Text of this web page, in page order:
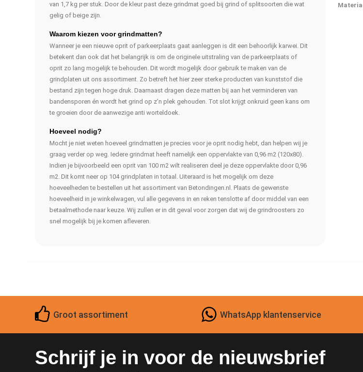
van 1,7 kg per stuk. Door de kleur past deze grindmat goed bij grind of splitsoorten die wat
gelig of beige zijn.
Waarom kiezen voor grindmatten?
Wanneer je een nieuwe oprit of parkeerplaats gaat aanleggen is dit een behoorlijk karwei. Dit
betekent dan ook dat het belangrijk is om de originele uitstraling van de parkeerplaats of
oprit zo lang mogelijk te behouden. Dit wordt mogelijk door gebruik te maken van de
grindplaten uit ons assortiment. Zo betreft het hier zeer sterke producten van kunststof die
bestand zijn tegen hoge druk. Daarnaast dragen deze matten bij aan het verminderen van
bandensporen én wordt het grind op z’n plek gehouden. Tot slot krijgt onkruid geen kans om
te groeien door de aanwezige anti worteldoek.
Hoeveel nodig?
Mocht je niet weten hoeveel grindmatten je precies voor je oprit nodig hebt, dan helpen wij je
graag verder op weg. Iedere grindmat heeft namelijk een oppervlakte van 0,96 m2 (120x80).
Indien je bijvoorbeeld een oprit van 100 m2 wilt realiseren deel je deze oppervlakte door 0,96
m2. Dit komt neer op 104 grindplaten in totaal. Uiteraard is het mogelijk om deze
hoeveelheden te bestellen uit het assortiment van Betondingen.nl. Plaats de gewenste
hoeveelheid in je winkelwagen, vul alle gegevens in en reken tenslotte af door middel van een
betaalmethode naar keuze. Wij zullen er in dit geval voor zorgen dat wij de grindroosters zo
snel mogelijk bij je komen afleveren.
Groot assortiment WhatsApp klantenservice
Schrijf je in voor de nieuwsbrief